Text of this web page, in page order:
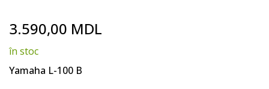
to
beginning
of
3.590,00 MDL
în stoc
Yamaha L-100 B